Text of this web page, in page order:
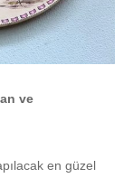
ve
en güzel